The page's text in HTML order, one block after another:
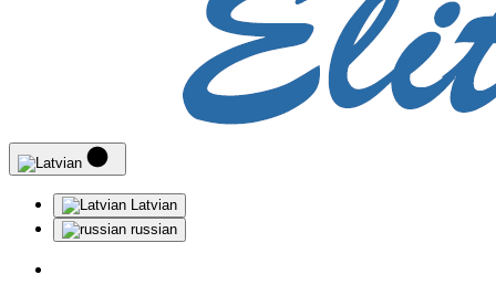
Latvian
russian